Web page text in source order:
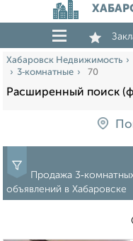
Хабаровск Недвижимость
3‑комнатные
70
Расширенный поиск
Продажа
объявлений в Хабаровске